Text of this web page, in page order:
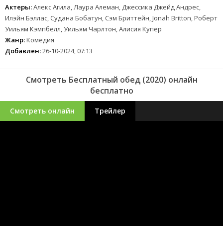
Актеры:Алекс Агила, Лаура Алеман, Джессика Джейд Андрес,
Илэйн Бэллас, Судана Бобатун, Сэм Бриттейн, Jonah Britton, Роберт
Уильям Кэмпбелл, Уильям Чарлтон, Алисия Купер
Жанр:Комедия
Добавлен:26-10-2024, 07:13
Смотреть Бесплатный обед (2020) онлайн
бесплатно
Смотреть онлайн Трейлер